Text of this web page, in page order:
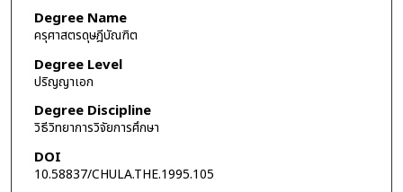
Degree Name
ครุศาสตรดุษฎีบัณฑิต
Degree Level
ปริญญาเอก
Degree Discipline
วิธีวิทยาการวิจัยการศึกษา
DOI
10.58837/CHULA.THE.1995.105